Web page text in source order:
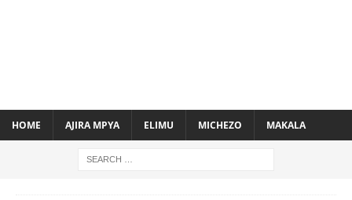
HOME AJIRA MPYA ELIMU MICHEZO MAKALA